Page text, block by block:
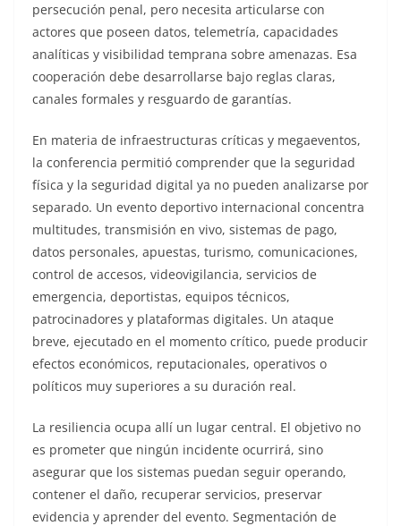
persecución penal, pero necesita articularse con
actores que poseen datos, telemetría, capacidades
analíticas y visibilidad temprana sobre amenazas. Esa
cooperación debe desarrollarse bajo reglas claras,
canales formales y resguardo de garantías.
En materia de infraestructuras críticas y megaeventos,
la conferencia permitió comprender que la seguridad
física y la seguridad digital ya no pueden analizarse por
separado. Un evento deportivo internacional concentra
multitudes, transmisión en vivo, sistemas de pago,
datos personales, apuestas, turismo, comunicaciones,
control de accesos, videovigilancia, servicios de
emergencia, deportistas, equipos técnicos,
patrocinadores y plataformas digitales. Un ataque
breve, ejecutado en el momento crítico, puede producir
efectos económicos, reputacionales, operativos o
políticos muy superiores a su duración real.
La resiliencia ocupa allí un lugar central. El objetivo no
es prometer que ningún incidente ocurrirá, sino
asegurar que los sistemas puedan seguir operando,
contener el daño, recuperar servicios, preservar
evidencia y aprender del evento. Segmentación de